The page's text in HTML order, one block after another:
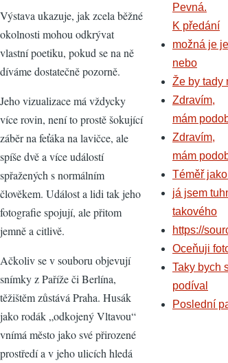
Výstava ukazuje, jak zcela běžné
okolnosti mohou odkrývat
vlastní poetiku, pokud se na ně
díváme dostatečně pozorně.
Jeho vizualizace má vždycky
více rovin, není to prostě šokující
záběr na feťáka na lavičce, ale
spíše dvě a více událostí
spřažených s normálním
člověkem. Událost a lidi tak jeho
fotografie spojují, ale přitom
jemně a citlivě.
Ačkoliv se v souboru objevují
snímky z Paříže či Berlína,
těžištěm zůstává Praha. Husák
jako rodák „odkojený Vltavou“
vnímá město jako své přirozené
prostředí a v jeho ulicích hledá
Pevná.
K předání
možná je
nebo
Že by tady
Zdravím,
mám
Zdravím,
mám
Téměř
já jsem
takového
https://
Oceňuji
Taky bych
podíval
Poslední